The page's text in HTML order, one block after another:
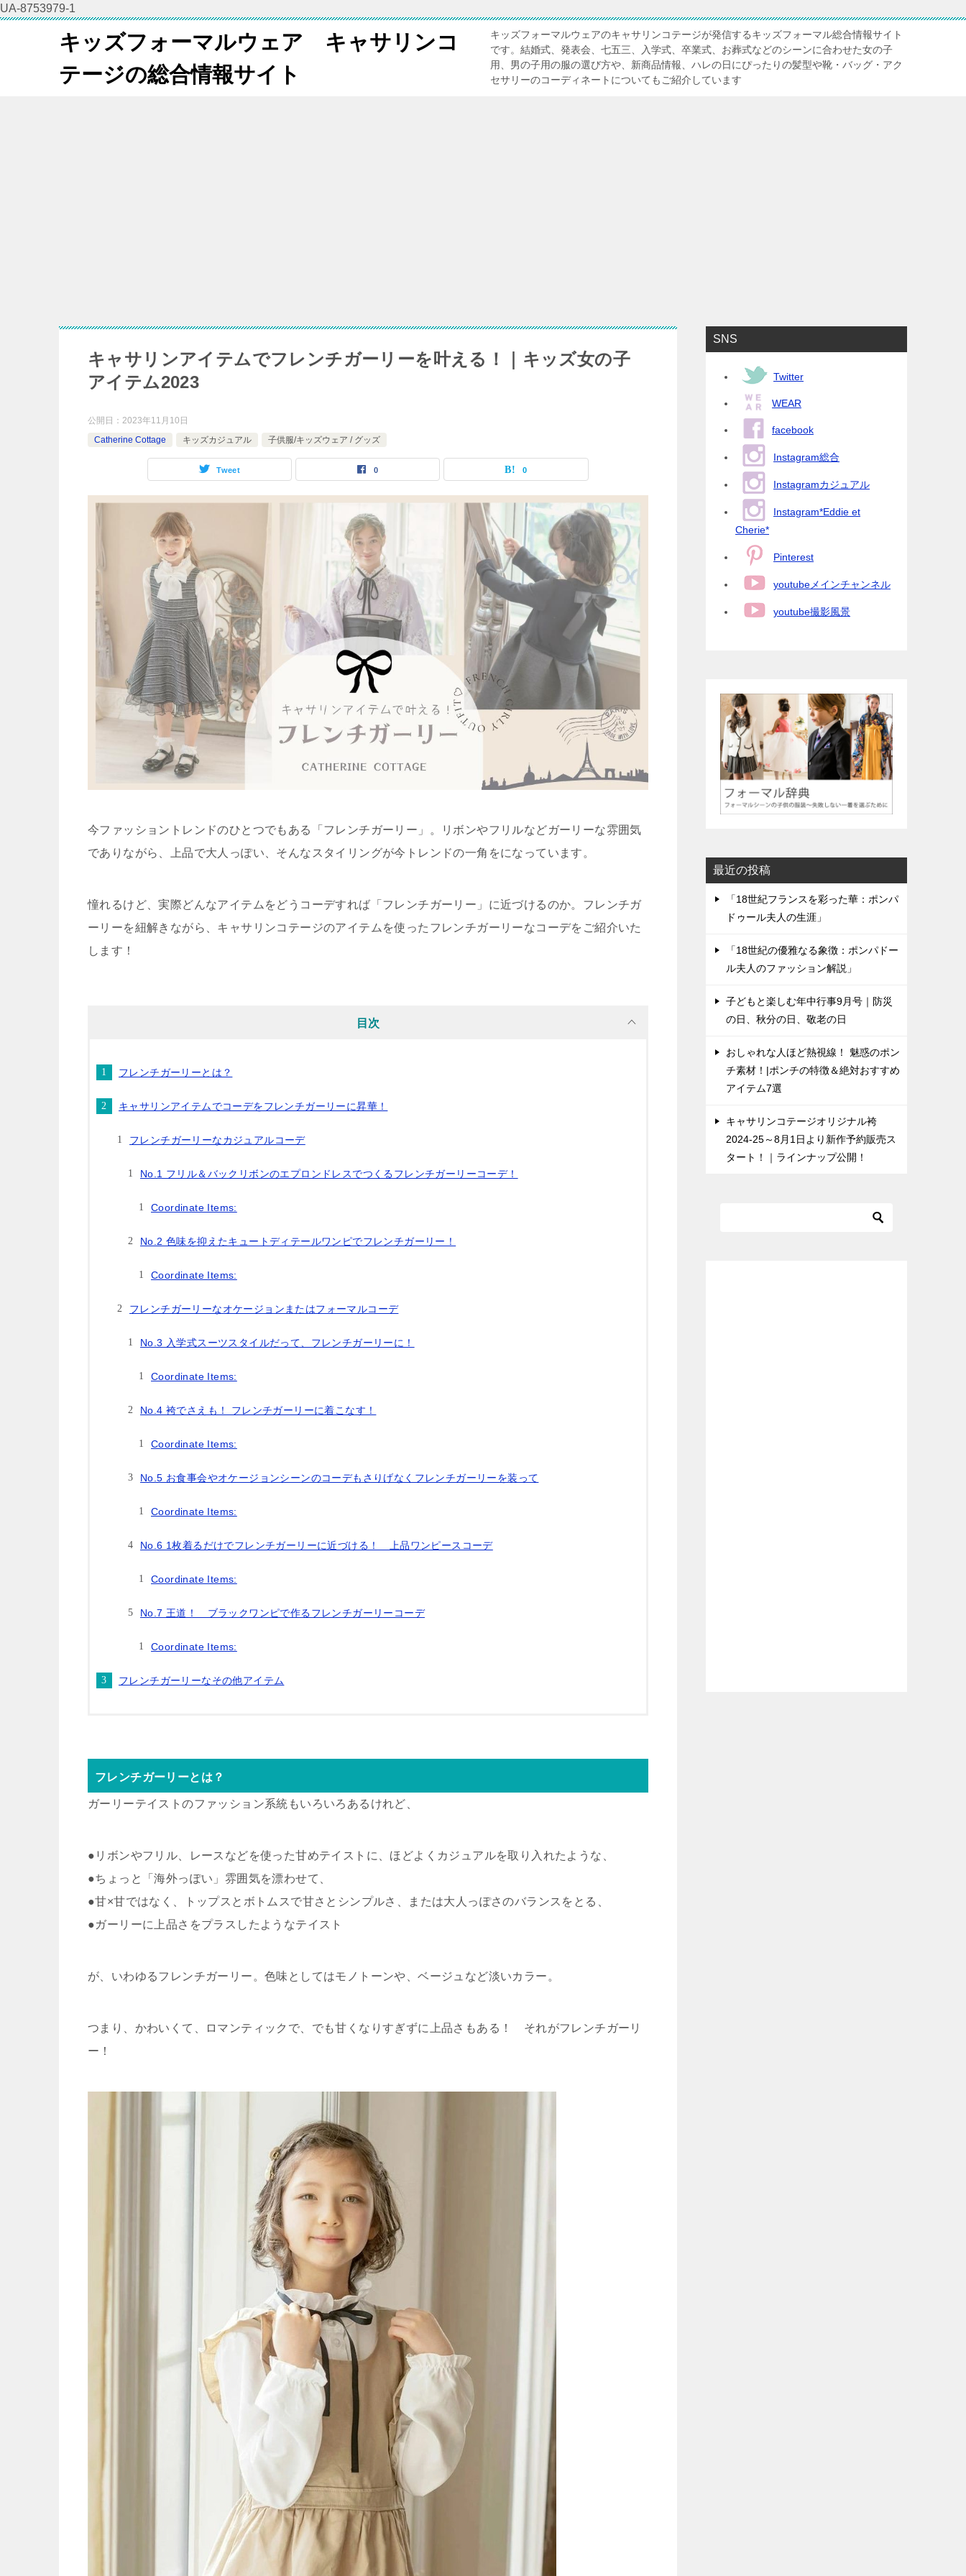
UA-8753979-1
キッズフォーマルウェア キャサリンコ
テージの総合情報サイト
キッズフォーマルウェアのキャサリンコテージが発信するキッズフォーマル総合情報サイト
です。結婚式、発表会、七五三、入学式、卒業式、お葬式などのシーンに合わせた女の子
用、男の子用の服の選び方や、新商品情報、ハレの日にぴったりの髪型や靴・バッグ・アク
セサリーのコーディネートについてもご紹介しています
キャサリンアイテムでフレンチガーリーを叶える！｜キッズ女の子
アイテム2023
公開日： 2023年11月10日
Catherine Cottage
キッズカジュアル 子供服/キッズウェア / グッズ
Tweet 0 0
今ファッショントレンドのひとつでもある「フレンチガーリー」。リボンやフリルなどガーリーな雰囲気
でありながら、上品で大人っぽい、そんなスタイリングが今トレンドの一角をになっています。
憧れるけど、実際どんなアイテムをどうコーデすれば「フレンチガーリー」に近づけるのか。フレンチガ
ーリーを紐解きながら、キャサリンコテージのアイテムを使ったフレンチガーリーなコーデをご紹介いた
します！
目次
フレンチガーリーとは？
キャサリンアイテムでコーデをフレンチガーリーに昇華！
フレンチガーリーなカジュアルコーデ
No.1 フリル＆バックリボンのエプロンドレスでつくるフレンチガーリーコーデ！
Coordinate Items:
No.2 色味を抑えたキュートディテールワンピでフレンチガーリー！
Coordinate Items:
フレンチガーリーなオケージョンまたはフォーマルコーデ
No.3 入学式スーツスタイルだって、フレンチガーリーに！
Coordinate Items:
No.4 袴でさえも！ フレンチガーリーに着こなす！
Coordinate Items:
No.5 お食事会やオケージョンシーンのコーデもさりげなくフレンチガーリーを装って
Coordinate Items:
No.6 1枚着るだけでフレンチガーリーに近づける！ 上品ワンピースコーデ
Coordinate Items:
No.7 王道！ ブラックワンピで作るフレンチガーリーコーデ
Coordinate Items:
フレンチガーリーなその他アイテム
フレンチガーリーとは？
ガーリーテイストのファッション系統もいろいろあるけれど、
●リボンやフリル、レースなどを使った甘めテイストに、ほどよくカジュアルを取り入れたような、
●ちょっと「海外っぽい」雰囲気を漂わせて、
●甘×甘ではなく、トップスとボトムスで甘さとシンプルさ、または大人っぽさのバランスをとる、
●ガーリーに上品さをプラスしたようなテイスト
が、いわゆるフレンチガーリー。色味としてはモノトーンや、ベージュなど淡いカラー。
つまり、かわいくて、ロマンティックで、でも甘くなりすぎずに上品さもある！ それがフレンチガーリ
ー！
SNS
Twitter
WEAR
facebook
Instagram総合
Instagramカジュアル
Instagram*Eddie et
Cherie*
Pinterest
youtubeメインチャンネル
youtube撮影風景
最近の投稿
「18世紀フランスを彩った華：ポンパ
ドゥール夫人の生涯」
「18世紀の優雅なる象徴：ポンパドー
ル夫人のファッション解説」
子どもと楽しむ年中行事9月号｜防災
の日、秋分の日、敬老の日
おしゃれな人ほど熱視線！ 魅惑のポン
チ素材！|ポンチの特徴＆絶対おすすめ
アイテム7選
キャサリンコテージオリジナル袴
2024-25～8月1日より新作予約販売ス
タート！｜ラインナップ公開！